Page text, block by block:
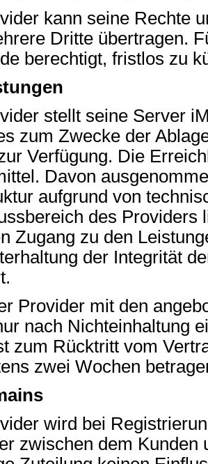
kann seine Rechte
Dritte übertragen.
berechtigt, fristlos zu
stellt seine Server
zum Zwecke der
Verfügung. Die
Davon
aufgrund von
des Providers
Zugang zu den
der Integrität
Provider mit den
nach Nichteinhaltung
zum Rücktritt vom
zwei Wochen
wird bei
zwischen dem Kunden